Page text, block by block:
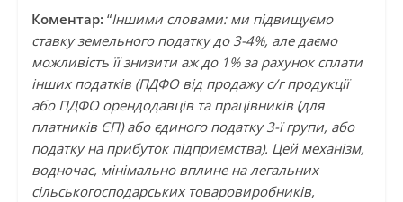
Коментар: “Іншими словами: ми підвищуємо
ставку земельного податку до 3-4%, але даємо
можливість її знизити аж до 1% за рахунок сплати
інших податків (ПДФО від продажу с/г продукції
або ПДФО орендодавців та працівників (для
платників ЄП) або єдиного податку 3-ї групи, або
податку на прибуток підприємства). Цей механізм,
водночас, мінімально вплине на легальних
сільськогосподарських товаровиробників,